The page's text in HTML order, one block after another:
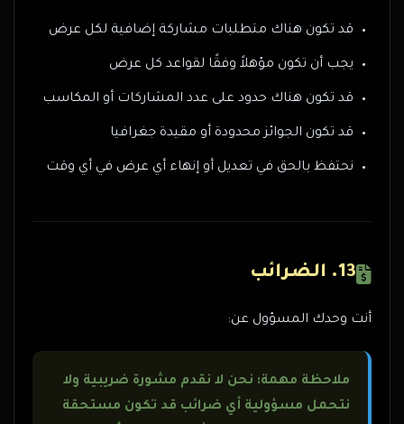
قد تكون هناك متطلبات مشاركة إضافية لكل عرض
يجب أن تكون مؤهلاً وفقًا لقواعد كل عرض
قد تكون هناك حدود على عدد المشاركات أو المكاسب
قد تكون الجوائز محدودة أو مقيدة جغرافيا
نحتفظ بالحق في تعديل أو إنهاء أي عرض في أي وقت
13. الضرائب
أنت وحدك المسؤول عن:
ملاحظة مهمة: نحن لا نقدم مشورة ضريبية ولا
نتحمل مسؤولية أي ضرائب قد تكون مستحقة